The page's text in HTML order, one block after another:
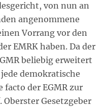
von nun an
angenommene
Vorrang vor den
EMRK haben. Da der
beliebig erweitert
demokratische
der EGMR zur
Gesetzgeber